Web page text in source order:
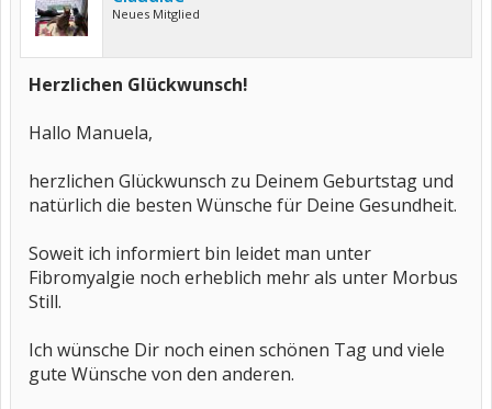
Neues Mitglied
Herzlichen Glückwunsch!
Hallo Manuela,
herzlichen Glückwunsch zu Deinem Geburtstag und
natürlich die besten Wünsche für Deine Gesundheit.
Soweit ich informiert bin leidet man unter
Fibromyalgie noch erheblich mehr als unter Morbus
Still.
Ich wünsche Dir noch einen schönen Tag und viele
gute Wünsche von den anderen.